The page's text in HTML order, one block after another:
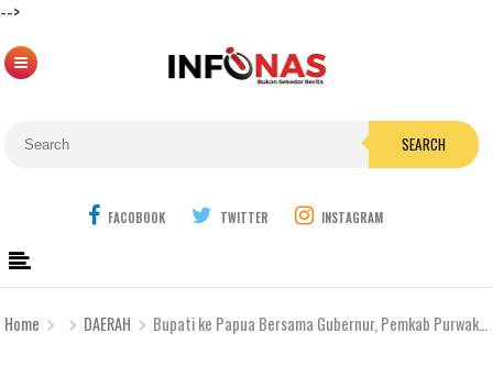
-->
SEARCH
FACOBOOK TWITTER INSTAGRAM
Home DAERAH Bupati ke Papua Bersama Gubernur, Pemkab Purwakarta Gelontorkan Rp75 Juta untuk Air Mancur Sri Baduga yang Sepi Pengunjung ?